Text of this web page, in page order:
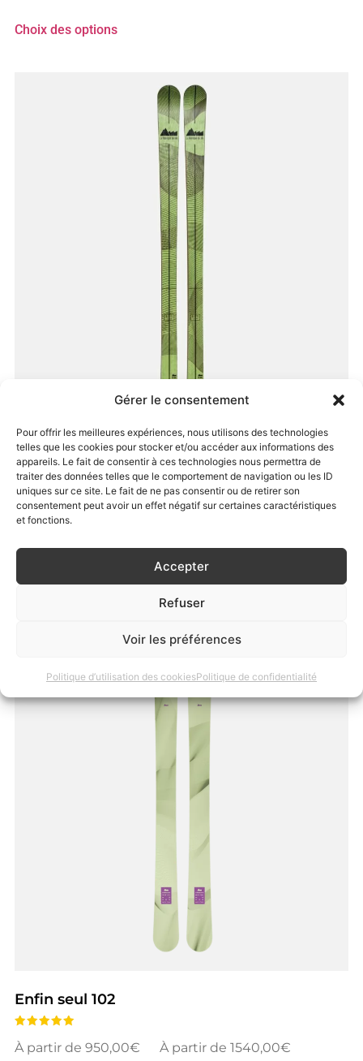
Gérer le consentement
Pour offrir les meilleures expériences, nous utilisons des technologies
telles que les cookies pour stocker et/ou accéder aux informations des
appareils. Le fait de consentir à ces technologies nous permettra de
traiter des données telles que le comportement de navigation ou les ID
uniques sur ce site. Le fait de ne pas consentir ou de retirer son
consentement peut avoir un effet négatif sur certaines caractéristiques
et fonctions.
Accepter
Refuser
Voir les préférences
Politique d’utilisation des cookiesPolitique de confidentialité
De bas en haut 62
950,00€ – 1435,00€
Choix des options
Choix des options
Enfin seul 102
5.00
sur 5
950,00€ 1540,00€